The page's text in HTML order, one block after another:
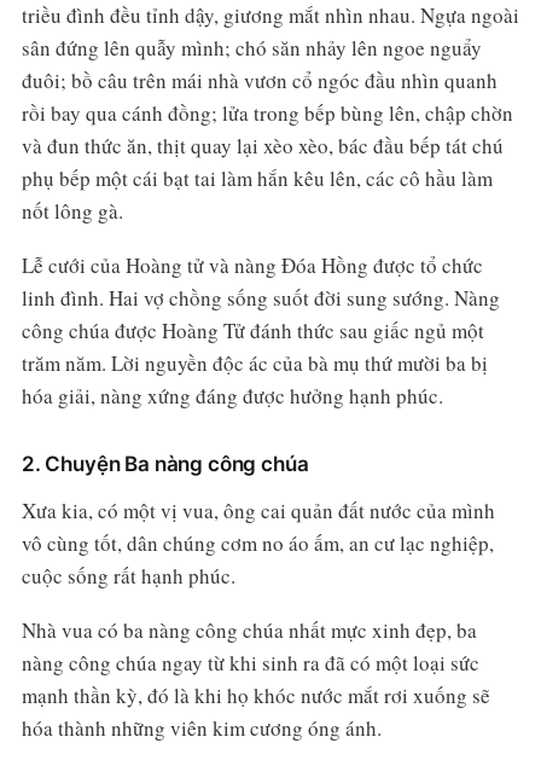
triều đình đều tỉnh dậy, giương mắt nhìn nhau. Ngựa ngoài
sân đứng lên quẫy mình; chó săn nhảy lên ngoe nguẩy
đuôi; bồ câu trên mái nhà vươn cổ ngóc đầu nhìn quanh
rồi bay qua cánh đồng; lửa trong bếp bùng lên, chập chờn
và đun thức ăn, thịt quay lại xèo xèo, bác đầu bếp tát chú
phụ bếp một cái bạt tai làm hắn kêu lên, các cô hầu làm
nốt lông gà.
Lễ cưới của Hoàng tử và nàng Đóa Hồng được tổ chức
linh đình. Hai vợ chồng sống suốt đời sung sướng. Nàng
công chúa được Hoàng Tử đánh thức sau giấc ngủ một
trăm năm. Lời nguyền độc ác của bà mụ thứ mười ba bị
hóa giải, nàng xứng đáng được hưởng hạnh phúc.
2. Chuyện Ba nàng công chúa
Xưa kia, có một vị vua, ông cai quản đất nước của mình
vô cùng tốt, dân chúng cơm no áo ấm, an cư lạc nghiệp,
cuộc sống rất hạnh phúc.
Nhà vua có ba nàng công chúa nhất mực xinh đẹp, ba
nàng công chúa ngay từ khi sinh ra đã có một loại sức
mạnh thần kỳ, đó là khi họ khóc nước mắt rơi xuống sẽ
hóa thành những viên kim cương óng ánh.